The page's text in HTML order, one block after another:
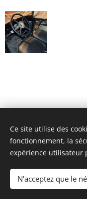
Nederlands
Ce site utilise des
fonctionnement, la
expérience utilisateur
N'acceptez que le